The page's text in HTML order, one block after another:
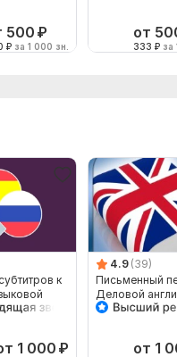
500₽
₽ за 1 000 зн.
от
333 ₽ за
к
1 000 ₽
4.9 (39)
Письменный
Деловой
язык
от 1